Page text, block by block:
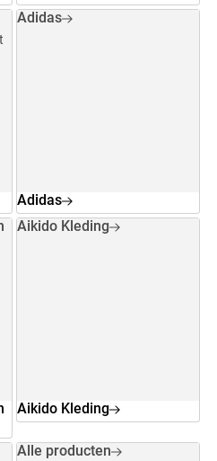
Adidas
Adidas
Aikido Kleding
Aikido Kleding
Alle producten